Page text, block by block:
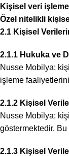
Kişisel veri
Özel nitelikli
2.1 Kişisel
2.1.1 Hukuka ve
Nusse Mobilya;
işleme
2.1.2 Kişisel
Nusse Mobilya;
göstermektedir.
2.1.3 Kişisel